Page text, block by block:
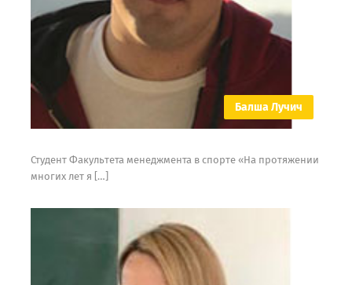
Балша Лучич
Студент Факультета менеджмента в спорте «На протяжении
многих лет я […]